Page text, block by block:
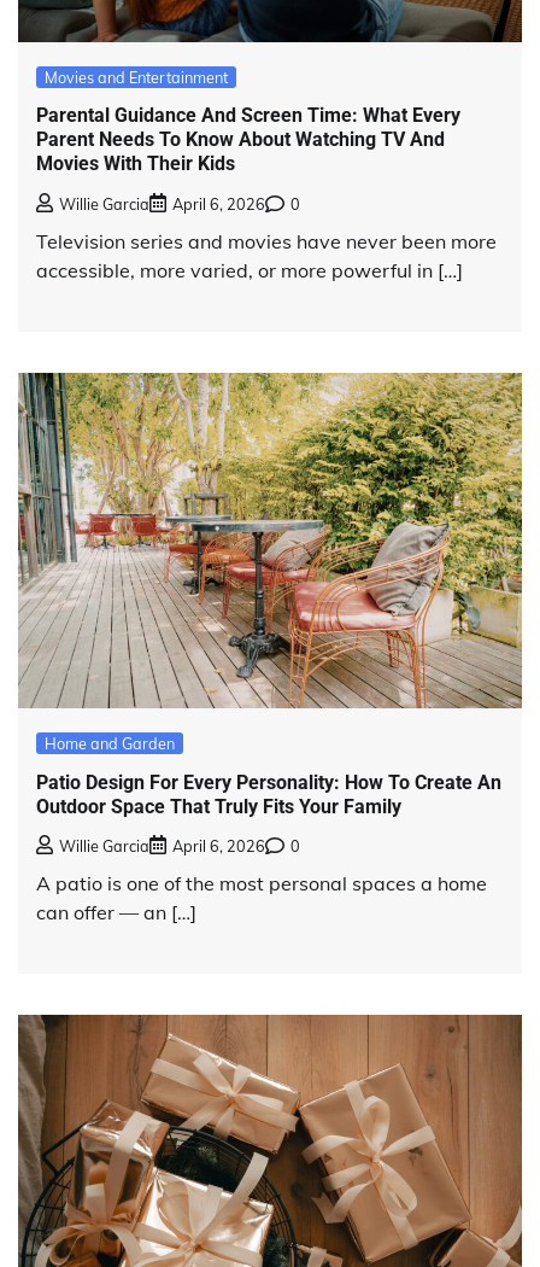
Movies and Entertainment
Parental Guidance And Screen Time: What Every
Parent Needs To Know About Watching TV And
Movies With Their Kids
Willie Garcia April 6, 2026 0
Television series and movies have never been more
accessible, more varied, or more powerful in […]
Home and Garden
Patio Design For Every Personality: How To Create An
Outdoor Space That Truly Fits Your Family
Willie Garcia April 6, 2026 0
A patio is one of the most personal spaces a home
can offer — an […]